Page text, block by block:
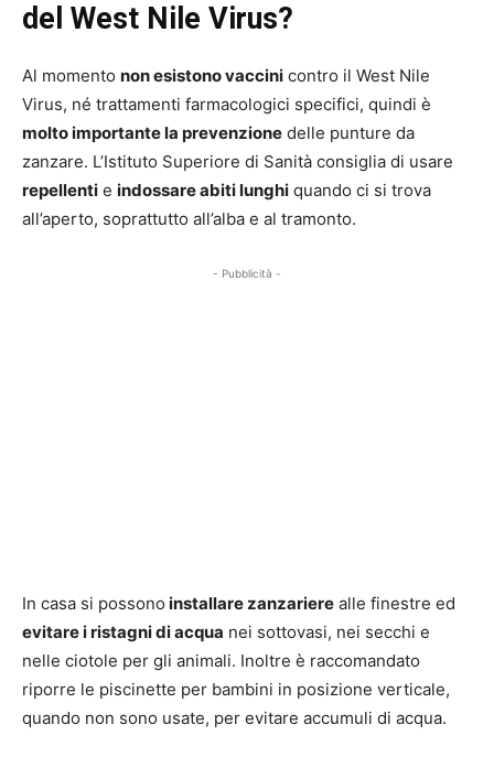
del West Nile Virus?
Al momento non esistono vaccini contro il West Nile
Virus, né trattamenti farmacologici specifici, quindi è
molto importante la prevenzione delle punture da
zanzare. L’Istituto Superiore di Sanità consiglia di usare
repellenti e indossare abiti lunghi quando ci si trova
all’aperto, soprattutto all’alba e al tramonto.
- Pubblicità -
In casa si possono installare zanzariere alle finestre ed
evitare i ristagni di acqua nei sottovasi, nei secchi e
nelle ciotole per gli animali. Inoltre è raccomandato
riporre le piscinette per bambini in posizione verticale,
quando non sono usate, per evitare accumuli di acqua.